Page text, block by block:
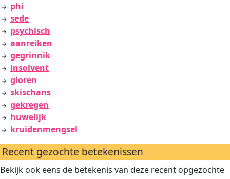
phi
sede
psychisch
aanreiken
gegrinnik
insolvent
gloren
skischans
gekregen
huwelijk
kruidenmengsel
Recent gezochte betekenissen
Bekijk ook eens de betekenis van deze recent opgezochte